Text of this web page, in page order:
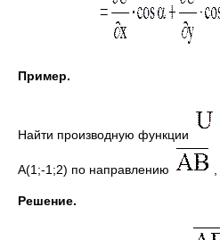
Пример.
Найти производную функции
А(1;-1;2) по направлению
Решение.